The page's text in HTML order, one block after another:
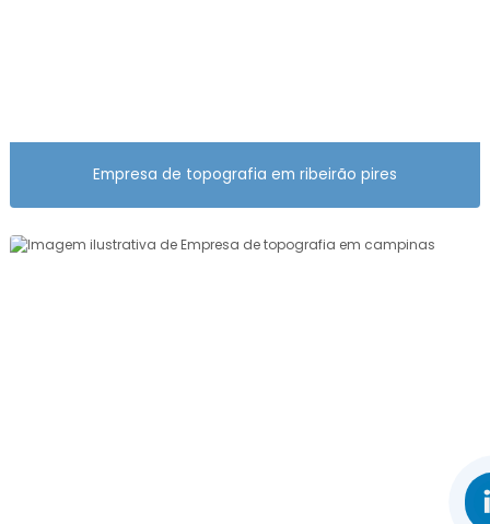
ORÇAMENTO DE PROJETO DE TERRAPLENAGEM
Empresa de topografia em ribeirão pires